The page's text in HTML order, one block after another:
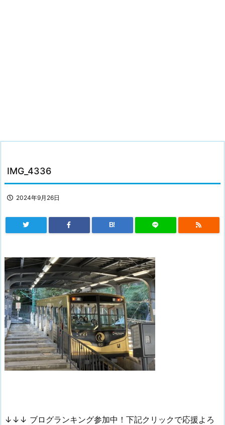
IMG_4336
2024年9月26日
B!
↓↓↓ ブログランキング参加中！下記クリックで応援よろ